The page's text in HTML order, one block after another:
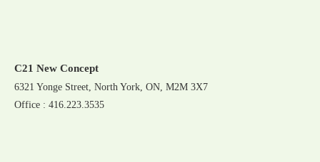
C21 New Concept
6321 Yonge Street, North York, ON, M2M 3X7
Office : 416.223.3535